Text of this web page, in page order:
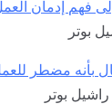
فهم إدمان
بأنه مضطر
بوتر